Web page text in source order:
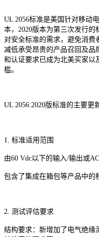
UL 2056标准是美国针对移动
本，2020版本为第三次发行的
对安全标准的需求，避免消
减低承受昂贵的产品召回及品
和认证要求已成为北美买家以
槛。
UL 2056:2020版标准的主要更
1. 标准适用范围
由60 Vdc以下的输入/输出或
包含了集成在箱包等产品中的
2. 测试评估要求
结构要求：新增加了电气绝缘